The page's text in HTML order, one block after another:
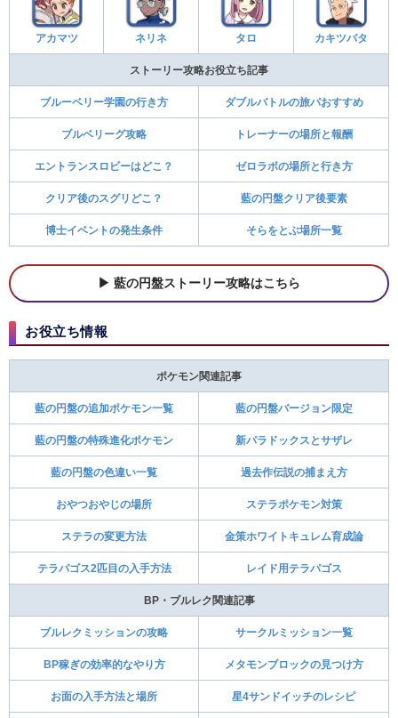
アカマツ ネリネ タロ カキツバタ
ストーリー攻略お役立ち記事
ブルーベリー学園の行き方 ダブルバトルの旅パおすすめ
ブルベリーグ攻略 トレーナーの場所と報酬
エントランスロビーはどこ？ ゼロラボの場所と行き方
クリア後のスグリどこ？ 藍の円盤クリア後要素
博士イベントの発生条件 そらをとぶ場所一覧
藍の円盤ストーリー攻略はこちら
お役立ち情報
ポケモン関連記事
藍の円盤の追加ポケモン一覧 藍の円盤バージョン限定
藍の円盤の特殊進化ポケモン 新パラドックスとサザレ
藍の円盤の色違い一覧 過去作伝説の捕まえ方
おやつおやじの場所 ステラポケモン対策
ステラの変更方法 金策ホワイトキュレム育成論
テラパゴス2匹目の入手方法 レイド用テラパゴス
BP・ブルレク関連記事
ブルレクミッションの攻略 サークルミッション一覧
BP稼ぎの効率的なやり方 メタモンブロックの見つけ方
お面の入手方法と場所 星4サンドイッチのレシピ